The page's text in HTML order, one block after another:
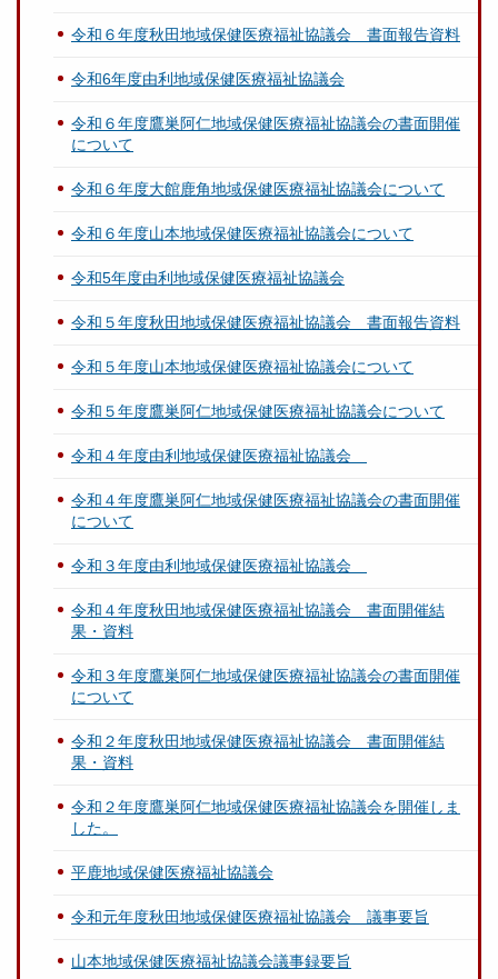
令和６年度秋田地域保健医療福祉協議会 書面報告資料
令和6年度由利地域保健医療福祉協議会
令和６年度鷹巣阿仁地域保健医療福祉協議会の書面開催
について
令和６年度大館鹿角地域保健医療福祉協議会について
令和６年度山本地域保健医療福祉協議会について
令和5年度由利地域保健医療福祉協議会
令和５年度秋田地域保健医療福祉協議会 書面報告資料
令和５年度山本地域保健医療福祉協議会について
令和５年度鷹巣阿仁地域保健医療福祉協議会について
令和４年度由利地域保健医療福祉協議会
令和４年度鷹巣阿仁地域保健医療福祉協議会の書面開催
について
令和３年度由利地域保健医療福祉協議会
令和４年度秋田地域保健医療福祉協議会 書面開催結
果・資料
令和３年度鷹巣阿仁地域保健医療福祉協議会の書面開催
について
令和２年度秋田地域保健医療福祉協議会 書面開催結
果・資料
令和２年度鷹巣阿仁地域保健医療福祉協議会を開催しま
した。
平鹿地域保健医療福祉協議会
令和元年度秋田地域保健医療福祉協議会 議事要旨
山本地域保健医療福祉協議会議事録要旨